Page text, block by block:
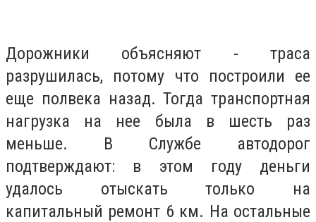
Дорожники объясняют - траса
разрушилась, потому что построили ее
еще полвека назад. Тогда транспортная
нагрузка на нее была в шесть раз
меньше. В Службе автодорог
подтверждают: в этом году деньги
удалось отыскать только на
капитальный ремонт 6 км. На остальные